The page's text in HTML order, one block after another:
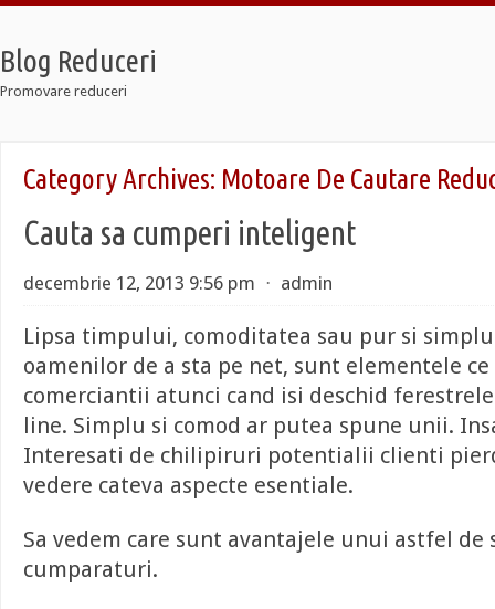
Blog Reduceri
Promovare reduceri
Taxi
Taxi
7
Category Archives: Motoare De Cautare
Cauta sa cumperi inteligent
decembrie 12, 2013 9:56 pm ⋅ admin
Lipsa timpului, comoditatea sau pur si
oamenilor de a sta pe net, sunt elementele
comerciantii atunci cand isi deschid
line. Simplu si comod ar putea spune unii.
Interesati de chilipiruri potentialii clienti
vedere cateva aspecte esentiale.
Sa vedem care sunt avantajele unui astfel de
cumparaturi.